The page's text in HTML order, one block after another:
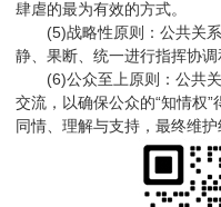
肆虐的最为有效的方式。
(5)战略性原则：公共关系
静、果断、统一进行指挥协调
(6)公众至上原则：公共关
交流，以确保公众的“知情权
同情、理解与支持，最终维护